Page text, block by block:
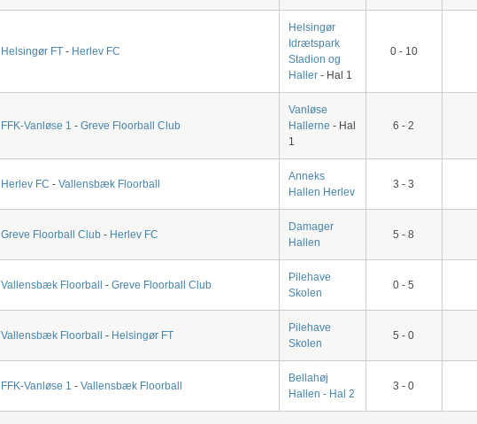
Helsingør FT - Herlev FC
Helsingør
Idrætspark
Stadion og
Haller- Hal 1
0 - 10
FFK-Vanløse 1 - Greve Floorball Club
Vanløse
Hallerne - Hal
1
6 - 2
Herlev FC - Vallensbæk Floorball
Anneks
Hallen Herlev
3 - 3
Greve Floorball Club - Herlev FC
Damager
Hallen
5 - 8
Vallensbæk Floorball - Greve Floorball Club
Pilehave
Skolen
0 - 5
Vallensbæk Floorball - Helsingør FT
Pilehave
Skolen
5 - 0
FFK-Vanløse 1 - Vallensbæk Floorball
Bellahøj
Hallen - Hal 2
3 - 0